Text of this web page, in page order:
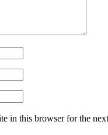
in this browser for the next